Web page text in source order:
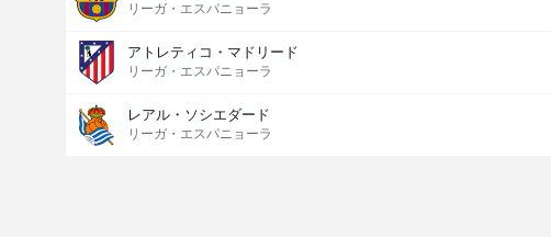
リーガ・エスパニョーラ
アトレティコ・マドリード
リーガ・エスパニョーラ
レアル・ソシエダード
リーガ・エスパニョーラ